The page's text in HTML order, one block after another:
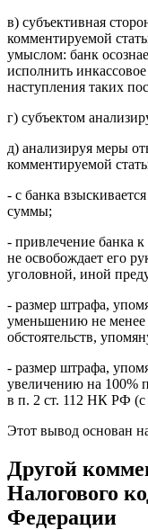
в) субъективная
комментируемой
умыслом: банк
исполнить
наступления таких
г) субъектом
д) анализируя меры
комментируемой
- с банка
суммы;
- привлечение банка
не освобождает его
уголовной, иной
- размер штрафа,
уменьшению не менее
обстоятельств,
- размер штрафа,
увеличению на 100%
в п. 2 ст. 112 НК РФ
Этот вывод основан
Другой
Налогового
Федерации